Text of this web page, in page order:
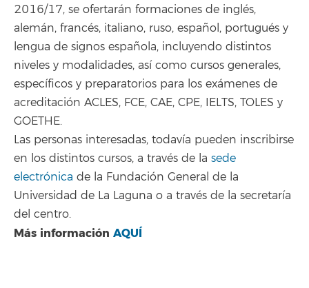
2016/17, se ofertarán formaciones de inglés,
alemán, francés, italiano, ruso, español, portugués y
lengua de signos española, incluyendo distintos
niveles y modalidades, así como cursos generales,
específicos y preparatorios para los exámenes de
acreditación ACLES, FCE, CAE, CPE, IELTS, TOLES y
GOETHE.
Las personas interesadas, todavía pueden inscribirse
en los distintos cursos, a través de la sede
electrónica de la Fundación General de la
Universidad de La Laguna o a través de la secretaría
del centro.
Más información AQUÍ